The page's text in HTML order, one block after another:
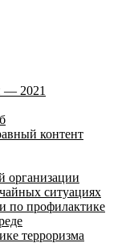
— 2021
контент
организации
ситуациях
по профилактике
терроризма